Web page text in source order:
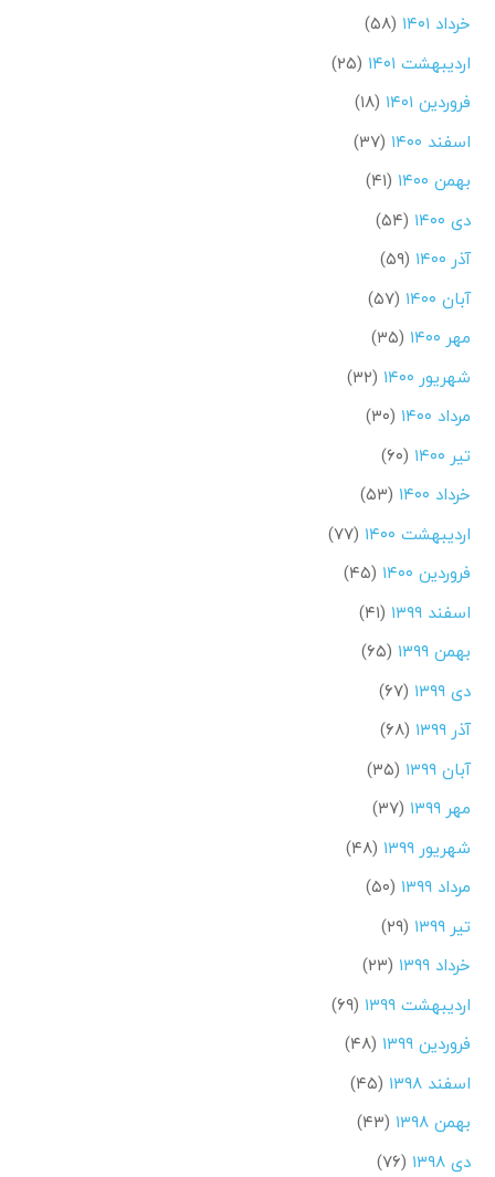
خرداد ۱۴۰۱
(۵۸)
اردیبهشت ۱۴۰۱
(۲۵)
فروردین ۱۴۰۱
(۱۸)
اسفند ۱۴۰۰
(۳۷)
بهمن ۱۴۰۰
(۴۱)
دی ۱۴۰۰
(۵۴)
آذر ۱۴۰۰
(۵۹)
آبان ۱۴۰۰
(۵۷)
مهر ۱۴۰۰
(۳۵)
شهریور ۱۴۰۰
(۳۲)
مرداد ۱۴۰۰
(۳۰)
تیر ۱۴۰۰
(۶۰)
خرداد ۱۴۰۰
(۵۳)
اردیبهشت ۱۴۰۰
(۷۷)
فروردین ۱۴۰۰
(۴۵)
اسفند ۱۳۹۹
(۴۱)
بهمن ۱۳۹۹
(۶۵)
دی ۱۳۹۹
(۶۷)
آذر ۱۳۹۹
(۶۸)
آبان ۱۳۹۹
(۳۵)
مهر ۱۳۹۹
(۳۷)
شهریور ۱۳۹۹
(۴۸)
مرداد ۱۳۹۹
(۵۰)
تیر ۱۳۹۹
(۲۹)
خرداد ۱۳۹۹
(۲۳)
اردیبهشت ۱۳۹۹
(۶۹)
فروردین ۱۳۹۹
(۴۸)
اسفند ۱۳۹۸
(۴۵)
بهمن ۱۳۹۸
(۴۳)
دی ۱۳۹۸
(۷۶)